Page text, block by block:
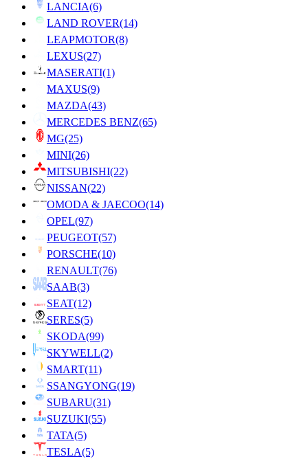
LANCIA(6)
LAND ROVER(14)
LEAPMOTOR(8)
LEXUS(27)
MASERATI(1)
MAXUS(9)
MAZDA(43)
MERCEDES BENZ(65)
MG(25)
MINI(26)
MITSUBISHI(22)
NISSAN(22)
OMODA & JAECOO(14)
OPEL(97)
PEUGEOT(57)
PORSCHE(10)
RENAULT(76)
SAAB(3)
SEAT(12)
SERES(5)
SKODA(99)
SKYWELL(2)
SMART(11)
SSANGYONG(19)
SUBARU(31)
SUZUKI(55)
TATA(5)
TESLA(5)